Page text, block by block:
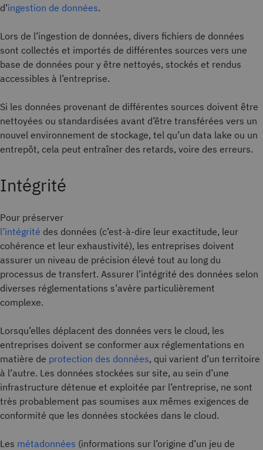
d’ingestion de données.
Lors de l’ingestion de données, divers fichiers de données
sont collectés et importés de différentes sources vers une
base de données pour y être nettoyés, stockés et rendus
accessibles à l’entreprise.
Si les données provenant de différentes sources doivent être
nettoyées ou standardisées avant d’être transférées vers un
nouvel environnement de stockage, tel qu’un data lake ou un
entrepôt, cela peut entraîner des retards, voire des erreurs.
Intégrité
Pour préserver
l’intégrité des données (c’est-à-dire leur exactitude, leur
cohérence et leur exhaustivité), les entreprises doivent
assurer un niveau de précision élevé tout au long du
processus de transfert. Assurer l’intégrité des données selon
diverses réglementations s’avère particulièrement
complexe.
Lorsqu’elles déplacent des données vers le cloud, les
entreprises doivent se conformer aux réglementations en
matière de protection des données, qui varient d’un territoire
à l’autre. Les données stockées sur site, au sein d’une
infrastructure détenue et exploitée par l’entreprise, ne sont
très probablement pas soumises aux mêmes exigences de
conformité que les données stockées dans le cloud.
Les métadonnées (informations sur l’origine d’un jeu de